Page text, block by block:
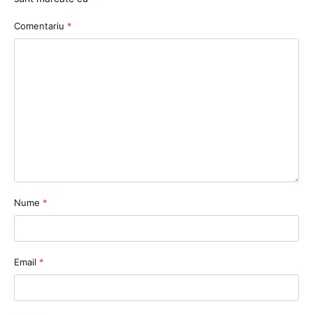
Comentariu *
Nume *
Email *